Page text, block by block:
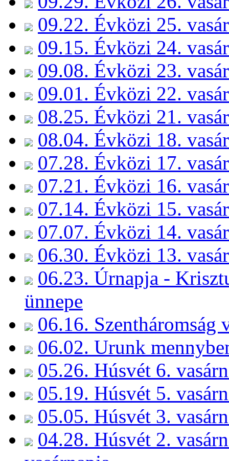
09.22. Évközi 25.
09.15. Évközi 24.
09.08. Évközi 23.
09.01. Évközi 22.
08.25. Évközi 21.
08.04. Évközi 18.
07.28. Évközi 17.
07.21. Évközi 16.
07.14. Évközi 15.
07.07. Évközi 14.
06.30. Évközi 13.
06.23. Úrnapja -
ünnepe
06.16. Szentháromság
06.02. Urunk
05.26. Húsvét 6.
05.19. Húsvét 5.
05.05. Húsvét 3.
04.28. Húsvét 2.